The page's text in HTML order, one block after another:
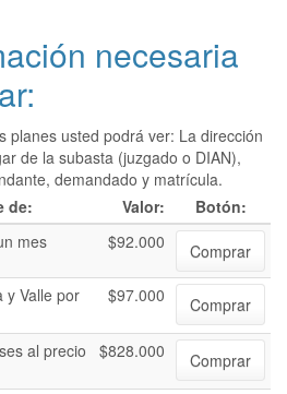
necesaria
planes usted podrá ver: La dirección
de la subasta (juzgado o DIAN),
demandado y matrícula.
de:
Valor:
Botón:
mes
$92.000
Comprar
y Valle por
$97.000 Comprar
al precio
$828.000 Comprar